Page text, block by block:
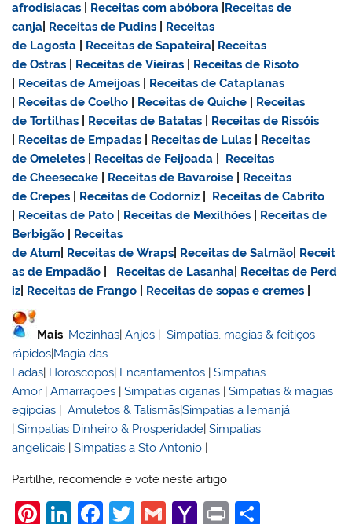
afrodisiacas
Receitas com abóbora Receitas de
canja Receitas de Pudins
Receitas
de Lagosta
Receitas de Sapateira Receitas
de Ostras
Receitas de Vieiras
Receitas de Risoto
Receitas de Ameijoas
Receitas de Cataplanas
Receitas de Coelho Receitas de Quiche
Receitas
de Tortilhas
Receitas de Batatas
Receitas de Rissóis
Receitas de Empadas Receitas de Lulas
Receitas
de Omeletes
Receitas de Feijoada
Receitas
de Cheesecake
Receitas de Bavaroise
Receitas
de Crepes
Receitas de Codorniz
Receitas de Cabrito
Receitas de Pato Receitas de Mexilhões
Receitas de
Berbigão
Receitas
de Atum Receitas de Wraps Receitas de Salmão Receit
as de Empadão
Receitas de Lasanha Receitas de Perd
iz Receitas de Frango Receitas de sopas e cremes
Mais: Mezinhas |Anjos |Simpatias, magias & feitiços
rápidos Magia das
Fadas Horoscopos Encantamentos |Simpatias
Amor |Amarrações |Simpatias ciganas |Simpatias & magias
egípcias |Amuletos & Talismãs|Simpatias a Iemanjá
|Simpatias Dinheiro & Prosperidade |Simpatias
angelicais |Simpatias a Sto Antonio
Partilhe, recomende e vote neste artigo
Pi Li F T G Y Pr